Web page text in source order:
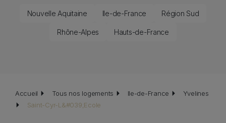
Nouvelle Aquitaine Ile-de-France Région Sud
Rhône-Alpes Hauts-de-France
Fil d'Ariane
Accueil Tous nos logements Ile-de-France
Yvelines
Saint-Cyr-L&#039;Ecole